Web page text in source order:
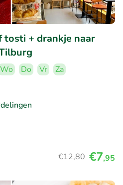
+ drankje naar
Wo Do Vr
Za
€12,80 €7,95